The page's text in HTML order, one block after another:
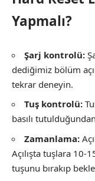
Yapmalı?
Şarj kontrolü:
dediğimiz bölüm
tekrar deneyin.
Tuş kontrolü:
basılı
Zamanlama:
Açılışta tuşlara 10-
tuşunu bırakıp